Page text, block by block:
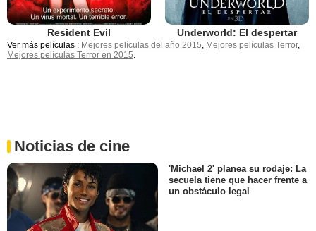
Resident Evil Underworld: El despertar
Ver más películas : Mejores películas del año 2015 Mejores películas Terror,
Mejores películas Terror en 2015
Noticias de cine
'Michael 2' planea su rodaje: La
secuela tiene que hacer frente a
un obstáculo legal